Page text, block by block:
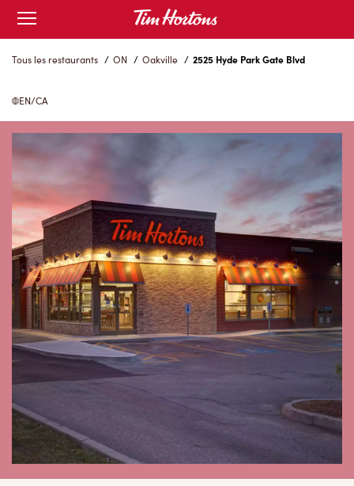
Skip
Content
Open
mobile
menu
Tous les restaurants / ON / Oakville / 2525 Hyde Park Gate Blvd
EN/CA